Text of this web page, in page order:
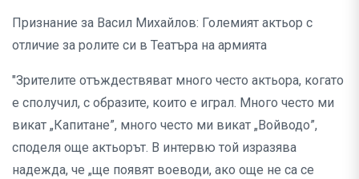
Признание за Васил Михайлов: Големият актьор с
отличие за ролите си в Театъра на армията
"Зрителите отъждествяват много често актьора, когато
е сполучил, с образите, които е играл. Много често ми
викат „Капитане”, много често ми викат „Войводо”,
споделя още актьорът. В интервю той изразява
надежда, че „ще появят воеводи, ако още не са се